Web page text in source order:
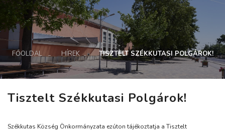
FŐOLDAL HÍREK TISZTELT SZÉKKUTASI POLGÁROK!
Tisztelt Székkutasi Polgárok!
Székkutas Község Önkormányzata ezúton tájékoztatja a Tisztelt